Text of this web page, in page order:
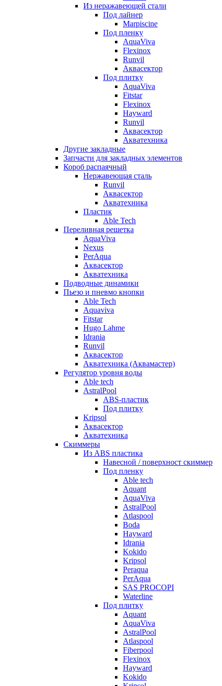
Из неражавеющей стали
Под лайнер
Marpiscine
Под пленку
AquaViva
Flexinox
Runvil
Аквасектор
Под плитку
AquaViva
Fitstar
Flexinox
Hayward
Runvil
Аквасектор
Акватехника
Другие закладные
Запчасти для закладных элементов
Короб распаячный
Нержавеющая сталь
Runvil
Аквасектор
Акватехника
Пластик
Able Tech
Переливная решетка
AquaViva
Nexus
PerAqua
Аквасектор
Акватехника
Подводные динамики
Пьезо и пневмо кнопки
Able Tech
Aquaviva
Fitstar
Hugo Lahme
Idrania
Runvil
Аквасектор
Акватехника (Аквамастер)
Регулятор уровня воды
Able tech
AstralPool
ABS-пластик
Под плитку
Kripsol
Аквасектор
Акватехника
Скиммеры
Из ABS пластика
Навесной / поверхност скиммер
Под пленку
Able tech
Aquant
AquaViva
AstralPool
Atlaspool
Boda
Hayward
Idrania
Kokido
Kripsol
Peraqua
PerAqua
SAS PROCOPI
Waterline
Под плитку
Aquant
AquaViva
AstralPool
Atlaspool
Fiberpool
Flexinox
Hayward
Kokido